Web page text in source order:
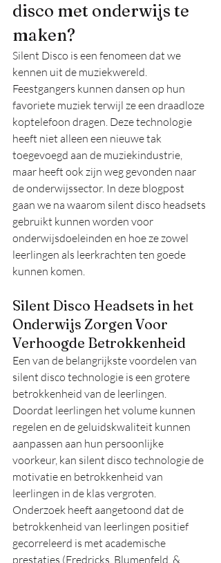
disco met onderwijs te
maken?
Silent Disco is een fenomeen dat we
kennen uit de muziekwereld.
Feestgangers kunnen dansen op hun
favoriete muziek terwijl ze een draadloze
koptelefoon dragen. Deze technologie
heeft niet alleen een nieuwe tak
toegevoegd aan de muziekindustrie,
maar heeft ook zijn weg gevonden naar
de onderwijssector. In deze blogpost
gaan we na waarom silent disco headsets
gebruikt kunnen worden voor
onderwijsdoeleinden en hoe ze zowel
leerlingen als leerkrachten ten goede
kunnen komen.
Silent Disco Headsets in het
Onderwijs Zorgen Voor
Verhoogde Betrokkenheid
Een van de belangrijkste voordelen van
silent disco technologie is een grotere
betrokkenheid van de leerlingen.
Doordat leerlingen het volume kunnen
regelen en de geluidskwaliteit kunnen
aanpassen aan hun persoonlijke
voorkeur, kan silent disco technologie de
motivatie en betrokkenheid van
leerlingen in de klas vergroten.
Onderzoek heeft aangetoond dat de
betrokkenheid van leerlingen positief
gecorreleerd is met academische
prestaties (Fredricks, Blumenfeld, &